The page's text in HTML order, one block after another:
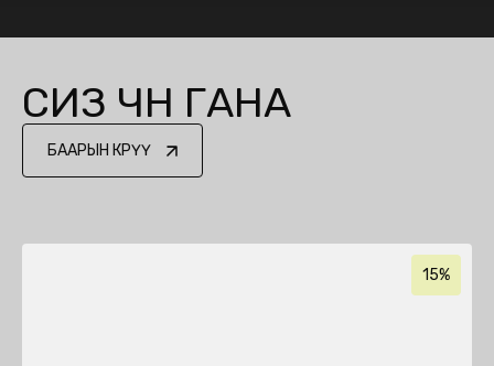
СИЗ ҮЧҮН ГАНА
БААРЫН КӨРҮҮ
15%